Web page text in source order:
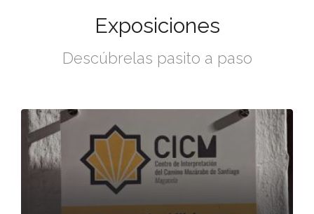
Exposiciones
Descúbrelas pasito a paso